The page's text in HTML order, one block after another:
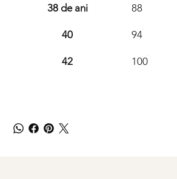
38 de ani 88
40 94
42 100